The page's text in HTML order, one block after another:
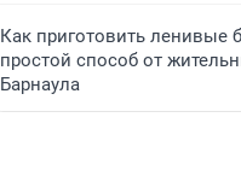
Как приготовить ленивые
простой способ от
Барнаула